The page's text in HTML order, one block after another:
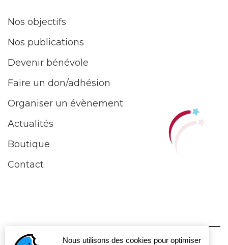
Nos objectifs
Nos publications
Devenir bénévole
Faire un don/adhésion
Organiser un évènement
Actualités
Boutique
Contact
Nous utilisons des cookies pour optimiser